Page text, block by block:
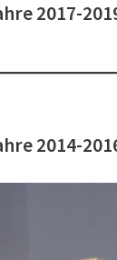
2017-
2014-